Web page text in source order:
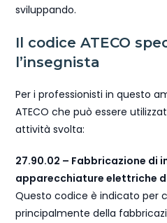
sviluppando.
Il codice ATECO
l’insegnista
Per i professionisti in questo
ATECO che può essere
attività svolta:
27.90.02 – Fabbricazione di
apparecchiature elettriche
Questo codice è indicato per
principalmente della